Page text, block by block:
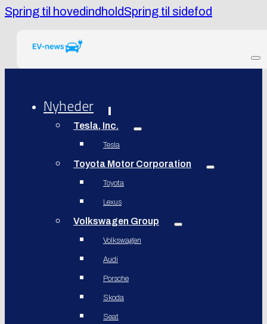
Spring til hovedindholdSpring til sidefod
Nyheder
Tesla, Inc.
Tesla
Toyota Motor Corporation
Toyota
Lexus
Volkswagen Group
Volkswagen
Audi
Porsche
Skoda
Seat